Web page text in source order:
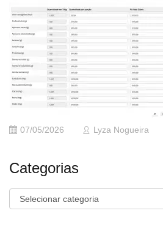
07/05/2026 Lyza Nogueira
Categorias
Categorias